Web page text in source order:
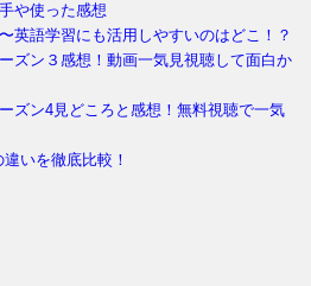
や使った感想
英語学習にも活用しやすいのはどこ！？
ズン３感想！動画一気見視聴して面白か
ズン4見どころと感想！無料視聴で一気
いを徹底比較！